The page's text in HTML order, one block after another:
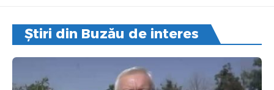
Știri din Buzău de interes